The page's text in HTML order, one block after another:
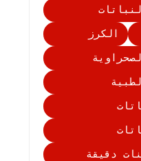
الكرز
دقيقة